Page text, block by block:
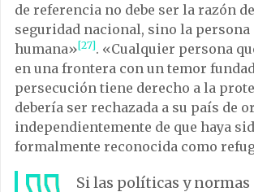
de referencia no debe ser la razón
seguridad nacional, sino la persona
humana»[27]. «Cualquier persona
en una frontera con un temor
persecución tiene derecho a la
debería ser rechazada a su país de
independientemente de que haya
formalmente reconocida como
Si las políticas y normas